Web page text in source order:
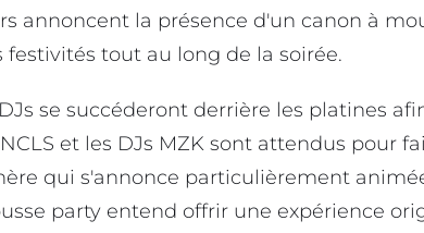
annoncent la présence d'un canon à
tout au long de la soirée.
se succéderont derrière les platines
et les DJs MZK sont attendus pour
qui s'annonce particulièrement
party entend offrir une expérience